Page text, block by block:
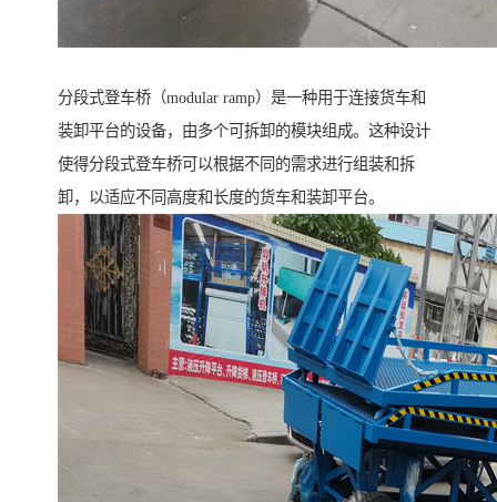
分段式登车桥（modular ramp）是一种用于连接货车和
装卸平台的设备，由多个可拆卸的模块组成。这种设计
使得分段式登车桥可以根据不同的需求进行组装和拆
卸，以适应不同高度和长度的货车和装卸平台。